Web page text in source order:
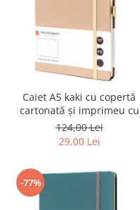
Caiet A5 kaki cu copertă
cartonată și imprimeu cu
buline - Peterson PTR-PTN
NOT-6-KP-52-9317
124,00 Lei
29,00 Lei
-77%